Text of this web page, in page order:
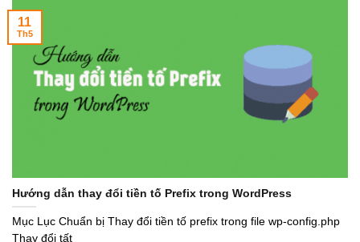
Hướng dẫn thay đổi tiền tố Prefix trong WordPress
Mục Lục Chuẩn bị Thay đổi tiền tố prefix trong file wp-config.php
Thay đổi tất
11
Th5